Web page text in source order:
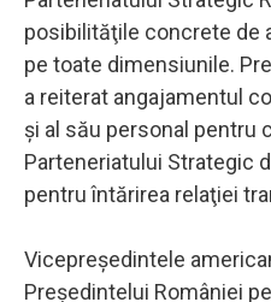
posibilităţile concrete de
pe toate dimensiunile.
a reiterat angajamentul
şi al său personal pentru
Parteneriatului Strategic
pentru întărirea relaţiei
Vicepreşedintele
Preşedintelui României